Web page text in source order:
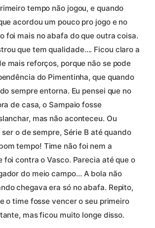
tempo não jogou, e quando
acordou um pouco pro jogo e no
foi mais no abafa do que outra coisa.
que tem qualidade…. Ficou claro a
mais reforços, porque não se pode
do Pimentinha, que quando
sempre entorna. Eu pensei que no
de casa, o Sampaio fosse
mas não aconteceu. Ou
o de sempre, Série B até quando
tempo! Time não foi nem a
foi contra o Vasco. Parecia até que o
do meio campo… A bola não
chegava era só no abafa. Repito,
o time fosse vencer o seu primeiro
mas ficou muito longe disso.